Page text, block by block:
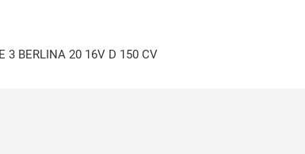
3 BERLINA 20 16V D 150 CV